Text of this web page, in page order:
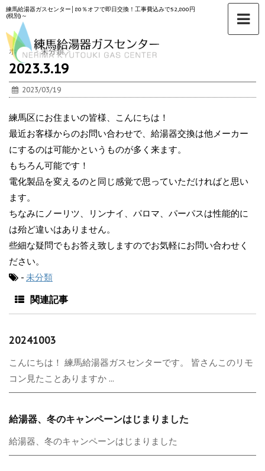
練馬給湯器ガスセンター│80％オフで即日交換！工事費込みで52,800円
(税別)～
ホーム >未分類 >
2023.3.19
2023/03/19
練馬区にお住まいの皆様、こんにちは！
最近お客様からのお問い合わせで、給湯器交換は他メーカー
にするのは可能かというものが多く来ます。
もちろん可能です！
電化製品を変えるのと同じ感覚で思っていただければと思い
ます。
ちなみにノーリツ、リンナイ、パロマ、パーパスは性能的に
は殆ど違いはありません。
些細な疑問でもお答え致しますのでお気軽にお問い合わせく
ださい。
- 未分類
関連記事
20241003
こんにちは！ 練馬給湯器ガスセンターです。 皆さんこのリモ
コン見たことありますか ...
給湯器、冬のキャンペーンはじまりました
給湯器、冬のキャンペーンはじまりました